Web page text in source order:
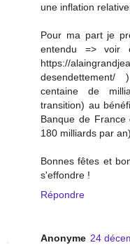
une inflation
Pour ma part je
entendu => voir
https://
centaine de
transition) au
Banque de
180 milliards par an)
Bonnes fêtes et
s'effondre !
Répondre
Anonyme 24